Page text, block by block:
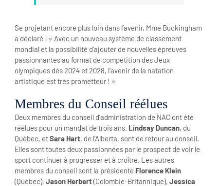
Se projetant encore plus loin dans l’avenir, Mme Buckingham
a déclaré : « Avec un nouveau système de classement
mondial et la possibilité d’ajouter de nouvelles épreuves
passionnantes au format de compétition des Jeux
olympiques dès 2024 et 2028, l’avenir de la natation
artistique est très prometteur ! »
Membres du Conseil réélues
Deux membres du conseil d’administration de NAC ont été
réélues pour un mandat de trois ans. Lindsay Duncan, du
Québec, etSara Hart, de l’Alberta, sont de retour au conseil.
Elles sont toutes deux passionnées par le prospect de voir le
sport continuer à progresser et à croître. Les autres
membres du conseil sont la présidente Florence Klein
(Québec), Jason Herbert(Colombie-Britannique), Jessica